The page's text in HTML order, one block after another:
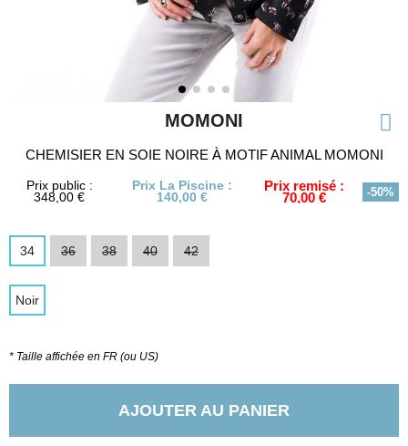
MOMONI
CHEMISIER EN SOIE NOIRE À MOTIF ANIMAL MOMONI
Prix public :
348,00 €
Prix La Piscine :
140,00 €
Prix remisé :
70,00 € -50%
34 36 38 40 42
Noir
* Taille affichée en FR (ou US)
AJOUTER AU PANIER